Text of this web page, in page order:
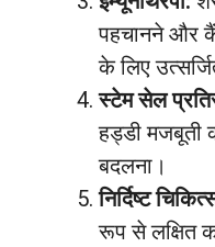
पहचानने और
के लिए
स्टेम सेल
हड्डी मजबूती
बदलना।
निर्दिष्ट
रूप से लक्षित